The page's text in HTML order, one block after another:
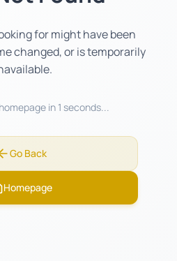
for might have been
changed, or is temporarily
in 1 seconds...
Go Back
Homepage